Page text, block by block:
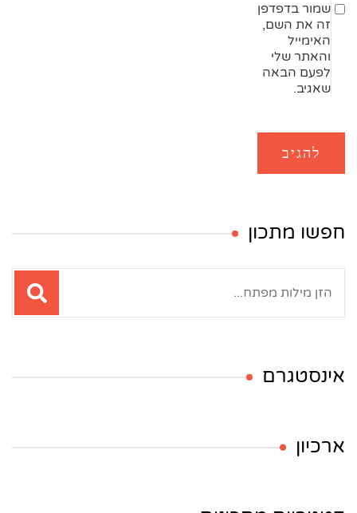
שמור בדפדפן
זה את השם,
האימייל
והאתר שלי
לפעם הבאה
שאגיב.
חפשו מתכון
אינסטגרם
ארכיון